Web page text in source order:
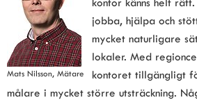
Mats Nilsson, Mätare
jobba, hjälpa och
mycket naturligare
lokaler. Med
kontoret tillgängligt
målare i mycket större utsträckning.